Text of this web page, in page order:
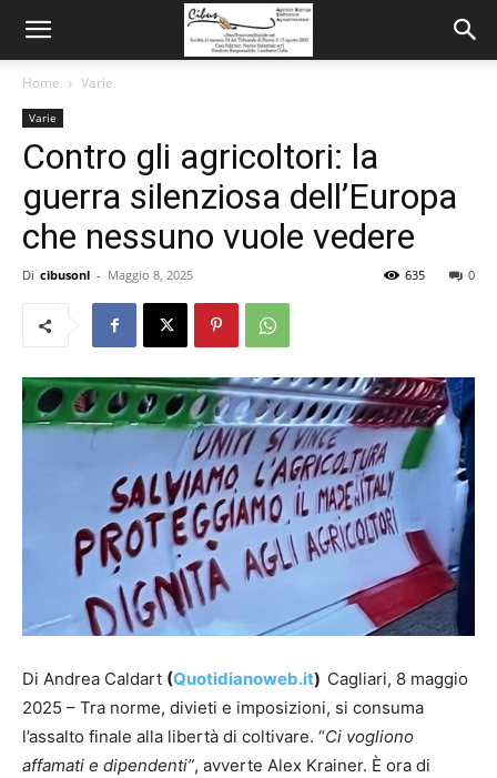
Home Varie
Varie
Contro gli agricoltori: la
guerra silenziosa dell’Europa
che nessuno vuole vedere
Di cibusonl - Maggio 8, 2025 0
635
Di Andrea Caldart (Quotidianoweb.it) Cagliari, 8 maggio
2025 – Tra norme, divieti e imposizioni, si consuma
l’assalto finale alla libertà di coltivare. “Ci vogliono
affamati e dipendenti”, avverte Alex Krainer. È ora di